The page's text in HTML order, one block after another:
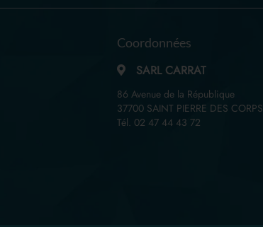
Coordonnées
SARL CARRAT
86 Avenue de la République
37700 SAINT PIERRE DES CORPS
Tél. 02 47 44 43 72